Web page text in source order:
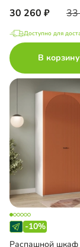
30 260
Доступно для
В корзину
-10%